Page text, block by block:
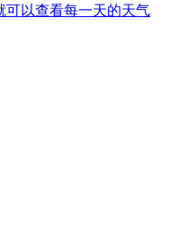
可以查看每一天的天气